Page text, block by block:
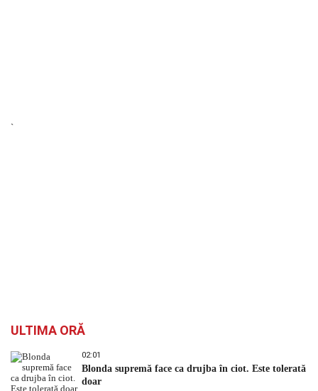
`
ULTIMA ORĂ
02:01
Blonda supremă face ca drujba în ciot. Este tolerată
doar